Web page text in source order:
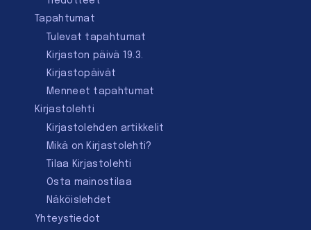
Tapahtumat
Tulevat tapahtumat
Kirjaston päivä 19.3.
Kirjastopäivät
Menneet tapahtumat
Kirjastolehti
Kirjastolehden artikkelit
Mikä on Kirjastolehti?
Tilaa Kirjastolehti
Osta mainostilaa
Näköislehdet
Yhteystiedot